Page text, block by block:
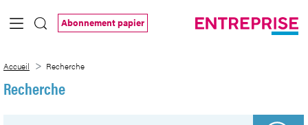
Saut au contenu principal
Abonnement papier
Accueil Recherche
Recherche